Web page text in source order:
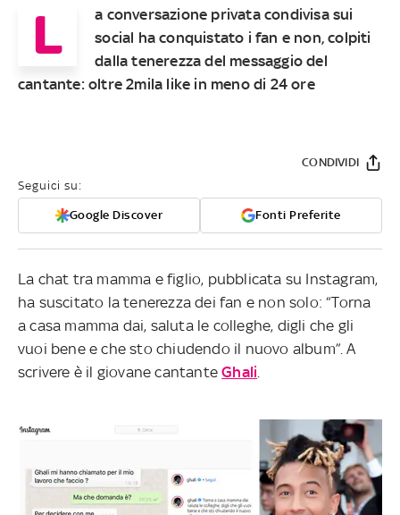
L
a conversazione privata condivisa sui
social ha conquistato i fan e non, colpiti
dalla tenerezza del messaggio del
cantante: oltre 2mila like in meno di 24 ore
Seguici su:
Google Discover Fonti Preferite
CONDIVIDI
La chat tra mamma e figlio, pubblicata su Instagram,
ha suscitato la tenerezza dei fan e non solo: “Torna
a casa mamma dai, saluta le colleghe, digli che gli
vuoi bene e che sto chiudendo il nuovo album”. A
scrivere è il giovane cantanteGhali